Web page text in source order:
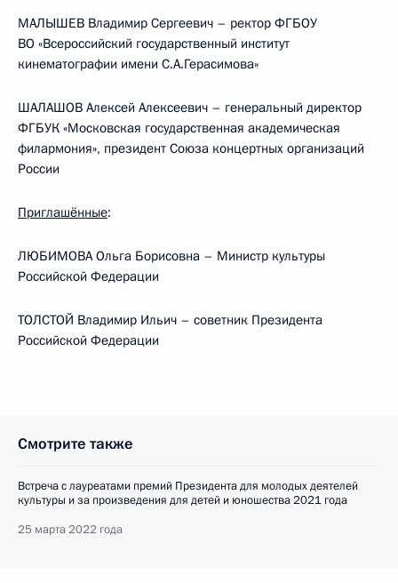
МАЛЫШЕВ Владимир Сергеевич – ректор ФГБОУ
ВО «Всероссийский государственный институт
кинематографии имени С.А.Герасимова»
ШАЛАШОВ Алексей Алексеевич – генеральный директор
ФГБУК «Московская государственная академическая
филармония», президент Союза концертных организаций
России
Приглашённые:
ЛЮБИМОВА Ольга Борисовна – Министр культуры
Российской Федерации
ТОЛСТОЙ Владимир Ильич – советник Президента
Российской Федерации
Смотрите также
Встреча с лауреатами премий Президента для молодых деятелей
культуры и за произведения для детей и юношества 2021 года
25 марта 2022 года